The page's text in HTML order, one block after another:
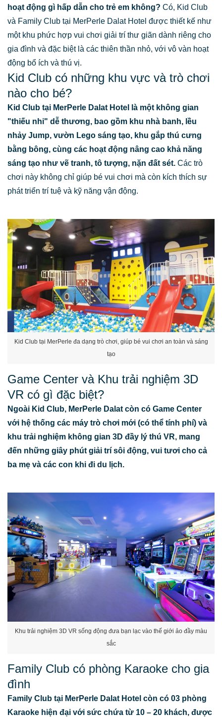
hoạt động gì hấp dẫn cho trẻ em không? Có, Kid Club
và Family Club tại MerPerle Dalat Hotel được thiết kế như
một khu phức hợp vui chơi giải trí thư giãn dành riêng cho
gia đình và đặc biệt là các thiên thần nhỏ, với vô vàn hoạt
động bổ ích và thú vị.
Kid Club có những khu vực và trò chơi
nào cho bé?
Kid Club tại MerPerle Dalat Hotel là một không gian
"thiếu nhi" dễ thương, bao gồm khu nhà banh, lều
nhảy Jump, vườn Lego sáng tạo, khu gắp thú cưng
bằng bông, cùng các hoạt động nâng cao khả năng
sáng tạo như vẽ tranh, tô tượng, nặn đất sét. Các trò
chơi này không chỉ giúp bé vui chơi mà còn kích thích sự
phát triển trí tuệ và kỹ năng vận động.
Kid Club tại MerPerle đa dạng trò chơi, giúp bé vui chơi an toàn và sáng
tạo
Game Center và Khu trải nghiệm 3D
VR có gì đặc biệt?
Ngoài Kid Club, MerPerle Dalat còn có Game Center
với hệ thống các máy trò chơi mới (có thể tính phí) và
khu trải nghiệm không gian 3D đầy lý thú VR, mang
đến những giây phút giải trí sôi động, vui tươi cho cả
ba mẹ và các con khi đi du lịch.
Khu trải nghiệm 3D VR sống động đưa bạn lạc vào thế giới ảo đầy màu
sắc
Family Club có phòng Karaoke cho gia
đình
Family Club tại MerPerle Dalat Hotel còn có 03 phòng
Karaoke hiện đại với sức chứa từ 10 – 20 khách, được